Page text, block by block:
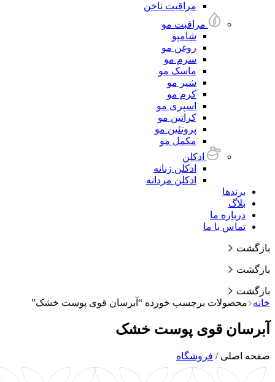
مراقبت ناخن
مراقبت مو
شامپو
روغن مو
سرم مو
ماسک مو
شیر مو
کرم مو
اسپری مو
کراتین مو
پروتئین مو
مکمل مو
ادکلن
ادکلن زنانه
ادکلن مردانه
برندها
بلاگ
درباره ما
تماس با ما
بازگشت
بازگشت
بازگشت
خانه
محصولات برچسب خورده “آبرسان قوی پوست خشک”
آبرسان قوی پوست خشک
صفحه اصلی / فروشگاه